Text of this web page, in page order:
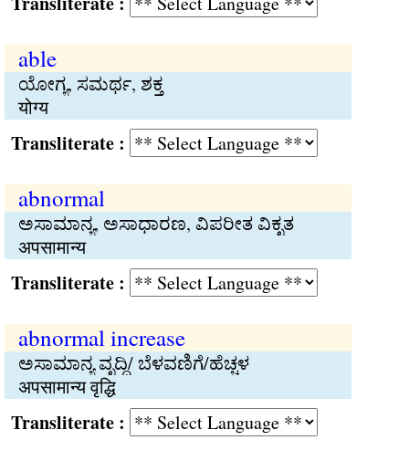
able
ಯೋಗ್ಯ, ಸಮರ್ಥ, ಶಕ್ತ
योग्य
:
abnormal
ಅಸಾಮಾನ್ಯ, ಅಸಾಧಾರಣ, ವಿಪರೀತ ವಿಕೃತ
अपसामान्य
:
abnormal increase
ಅಸಾಮಾನ್ಯ ವೃದ್ಧಿ/ ಬೆಳವಣಿಗೆ/ಹೆಚ್ಚಳ
अपसामान्य वृद्धि
: